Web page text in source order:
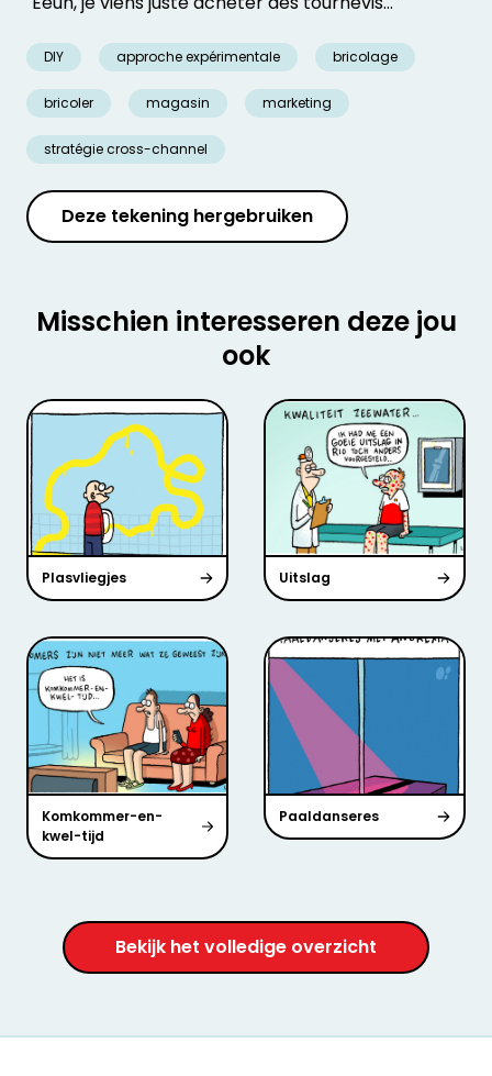
DIY approche expérimentale bricolage
bricoler magasin marketing
stratégie cross-channel
Deze tekening hergebruiken
Misschien interesseren deze jou
ook
Plasvliegjes Uitslag
Komkommer-en-
kwel-tijd
Paaldanseres
Bekijk het volledige overzicht